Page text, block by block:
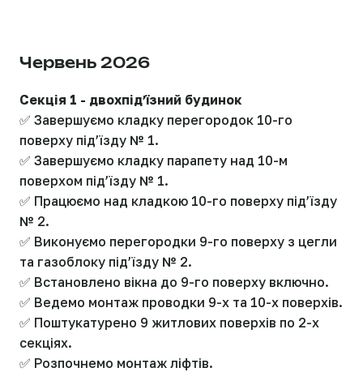
Червень 2026
Секція 1 - двохпідʼїзний будинок
✅ Завершуємо кладку перегородок 10-го
поверху підʼїзду № 1.
✅ Завершуємо кладку парапету над 10-м
поверхом підʼїзду № 1.
✅ Працюємо над кладкою 10-го поверху підʼїзду
№ 2.
✅ Виконуємо перегородки 9-го поверху з цегли
та газоблоку підʼїзду № 2.
✅ Встановлено вікна до 9-го поверху включно.
✅ Ведемо монтаж проводки 9-х та 10-х поверхів.
✅ Поштукатурено 9 житлових поверхів по 2-х
секціях.
✅ Розпочнемо монтаж ліфтів.